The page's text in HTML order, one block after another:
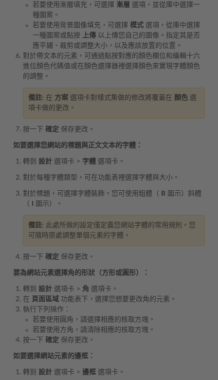
若要使用漸層填充，可選擇 漸層 選項，並從庫中選擇一
種圖案。
若要使用背景圖像填充，可選擇 模式 選項，從庫中選擇
一種圖案或點按 上傳 以上傳您自己的圖像。指定其是否
應平鋪、裁剪或調整大小，以及應該放置的位置。
對於帶文本的元素，可通過點按對應的顏色欄位和編輯十六
進位顏色代碼值或在顏色選擇器裡選擇顏色來實現字體顏色
的調整。
備註: 在 方案 選項卡對樣式集做的修改將覆蓋在 顏色 選
項卡做的更改。
按一下 確定 保存更改。
如要選擇您網站的標題與正文文本的字體：
轉到 設計 選項卡 > 字體 選項卡。
對於每種字體類型，可在功能表裡選擇字體與大小。
對於標題，可選擇字體裝飾。您可使用粗體（ B 圖示）斜體
（
圖示）。
備註: 此處所做的設定僅定義您網站字體的常用規則。您
可隨時原處調整單個元素的字體。
按一下 確定 保存更改。
要為網站元素選擇角的形狀（方形或圓形）：
轉到 設計 選項卡 > 角 選項卡。
在 頁面區域 功能表下，選擇您想要更改角的元素。
執行下列操作：
若要使用圓角，請選擇相應的核取方塊。
若要使用方角，請清除相應的核取方塊。
按一下 確定 保存更改。
如要選擇網站元素的邊框：
轉到 設計 選項卡 > 邊框 選項卡。